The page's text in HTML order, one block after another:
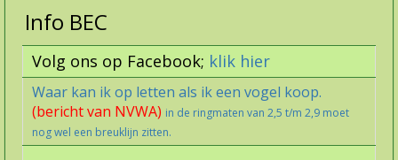
Info BEC
Volg ons op Facebook; klik hier
Waar kan ik op letten als ik een vogel koop.
(bericht van NVWA) in de ringmaten van 2,5 t/m 2,9 moet
nog wel een breuklijn zitten.